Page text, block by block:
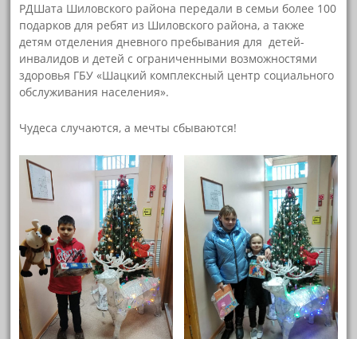
РДШата Шиловского района передали в семьи более 100
подарков для ребят из Шиловского района, а также
детям отделения дневного пребывания для детей-
инвалидов и детей с ограниченными возможностями
здоровья ГБУ «Шацкий комплексный центр социального
обслуживания населения».
Чудеса случаются, а мечты сбываются!